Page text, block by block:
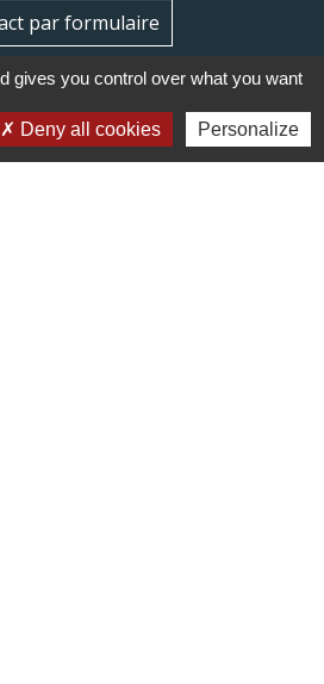
par formulaire
gives you control over what you want
Deny all cookies Personalize